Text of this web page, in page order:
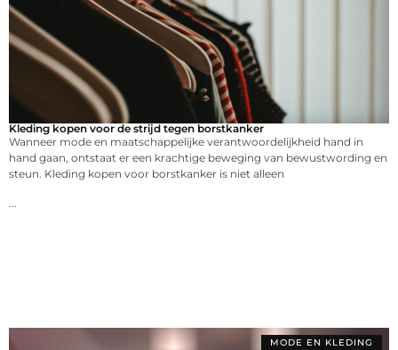
Kleding kopen voor de strijd tegen borstkanker
Wanneer mode en maatschappelijke verantwoordelijkheid hand in
hand gaan, ontstaat er een krachtige beweging van bewustwording en
steun. Kleding kopen voor borstkanker is niet alleen
MODE EN KLEDING